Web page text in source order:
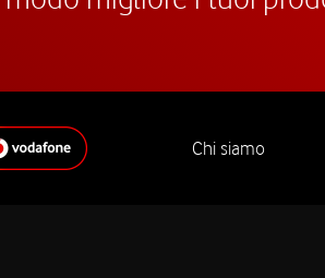
Chi siamo